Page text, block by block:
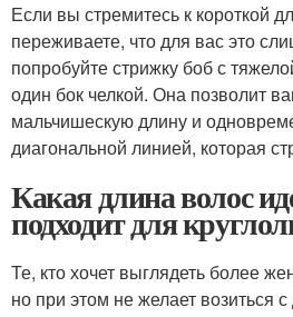
Если вы стремитесь к короткой
переживаете, что для вас это
попробуйте стрижку боб с
один бок челкой. Она позволит
мальчишескую длину и
диагональной линией, которая
Какая длина волос
подходит для
Те, кто хочет выглядеть более
но при этом не желает возиться